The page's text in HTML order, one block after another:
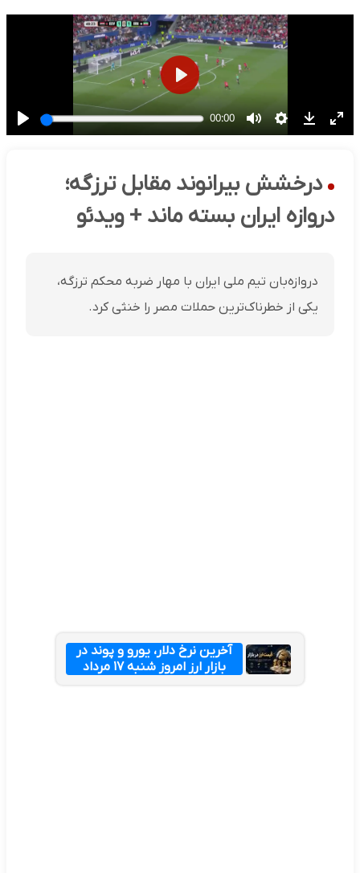
درخشش بیرانوند مقابل ترزگه؛
دروازه ایران بسته ماند + ویدئو
دروازه‌بان تیم ملی ایران با مهار ضربه محکم ترزگه،
یکی از خطرناک‌ترین حملات مصر را خنثی کرد.
آخرین نرخ دلار، یورو و پوند در
بازار ارز امروز شنبه ۱۷ مرداد